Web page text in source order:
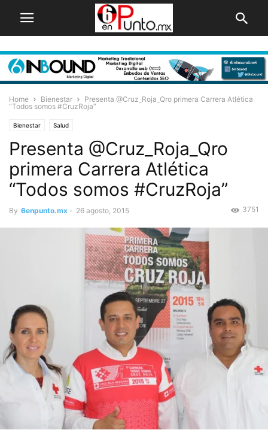
Home Bienestar
Presenta @Cruz_Roja_Qro primera Carrera Atlética
“Todos somos #CruzRoja”
Bienestar Salud
Presenta @Cruz_Roja_Qro
primera Carrera Atlética
“Todos somos #CruzRoja”
By 6enpunto.mx - 26 agosto, 2015 3751